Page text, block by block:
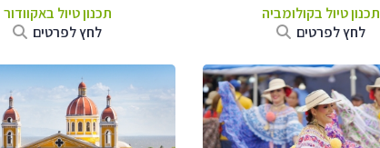
תכנון טיול בקולומביה
לחץ לפרטים
תכנון טיול באקוודור
לחץ לפרטים